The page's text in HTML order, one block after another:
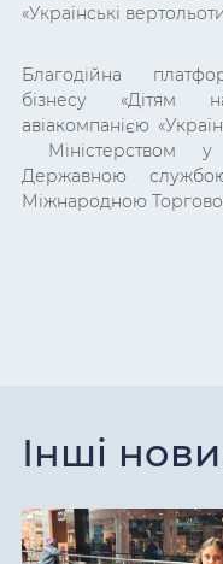
«Українські
Благодійна
бізнесу «Дітям
авіакомпанією
Міністерством у
Державною
Міжнародною
Інші